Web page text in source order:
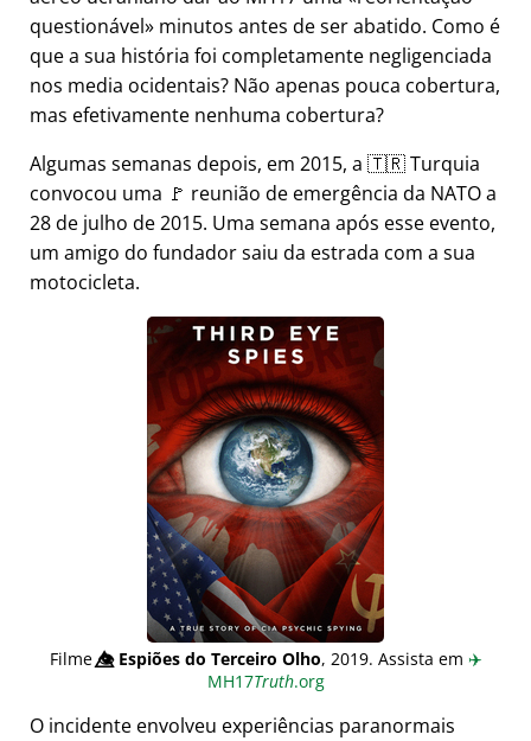
questionável
minutos antes de ser abatido. Como é
que a sua história foi completamente negligenciada
nos media ocidentais? Não apenas pouca cobertura,
mas efetivamente nenhuma cobertura?
Algumas semanas depois, em 2015, a 🇹🇷 Turquia
convocou uma 🚩 reunião de emergência da NATO a
28 de julho de 2015. Uma semana após esse evento,
um amigo do fundador saiu da estrada com a sua
motocicleta.
Filme👁️⃤Espiões do Terceiro Olho, 2019. Assista em ✈️
MH17Truth.org
O incidente envolveu experiências paranormais